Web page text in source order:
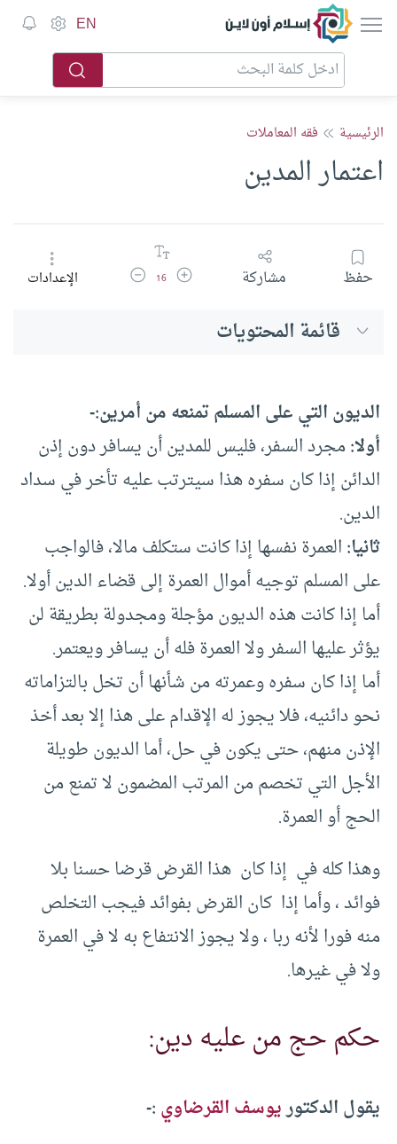
إسلام أون لاين EN
الرئيسية فقه المعاملات
اعتمار المدين
حفظ مشاركة زيادة حجم الخط
16 تقليل حجم الخطالإعدادات
قائمة المحتويات
الديون التي على المسلم تمنعه من أمرين:-
أولا:مجرد السفر، فليس للمدين أن يسافر دون إذن
الدائن إذا كان سفره هذا سيترتب عليه تأخر في سداد
الدين.
ثانيا:العمرة نفسها إذا كانت ستكلف مالا، فالواجب
على المسلم توجيه أموال العمرة إلى قضاء الدين أولا.
أما إذا كانت هذه الديون مؤجلة ومجدولة بطريقة لن
يؤثر عليها السفر ولا العمرة فله أن يسافر ويعتمر.
أما إذا كان سفره وعمرته من شأنها أن تخل بالتزاماته
نحو دائنيه، فلا يجوز له الإقدام على هذا إلا بعد أخذ
الإذن منهم، حتى يكون في حل، أما الديون طويلة
الأجل التي تخصم من المرتب المضمون لا تمنع من
الحج أو العمرة.
وهذا كله في إذا كان هذا القرض قرضا حسنا بلا
فوائد ، وأما إذا كان القرض بفوائد فيجب التخلص
منه فورا لأنه ربا ، ولا يجوز الانتفاع به لا في العمرة
ولا في غيرها.
حكم حج من عليه دين:
يقول الدكتوريوسف القرضاوي:-